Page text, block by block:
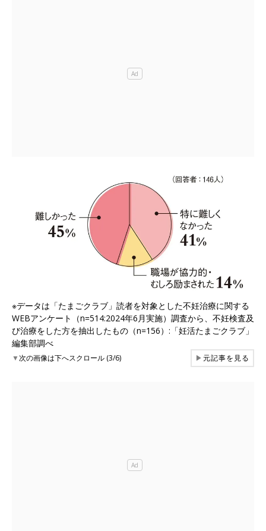
※データは「たまごクラブ」読者を対象とした不妊治療に関する
WEBアンケート（n=514:2024年6月実施）調査から、不妊検査及
び治療をした方を抽出したもの（n=156）:「妊活たまごクラブ」
編集部調べ
▼次の画像は下へスクロール (3/6) ▶元記事を見る